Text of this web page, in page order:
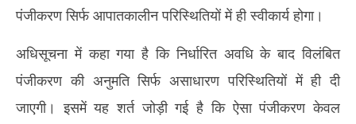
पंजीकरण सिर्फ आपातकालीन परिस्थितियों में ही स्वीकार्य होगा।
अधिसूचना में कहा गया है कि निर्धारित अवधि के बाद विलंबित
पंजीकरण की अनुमति सिर्फ असाधारण परिस्थितियों में ही दी
जाएगी। इसमें यह शर्त जोड़ी गई है कि ऐसा पंजीकरण केवल